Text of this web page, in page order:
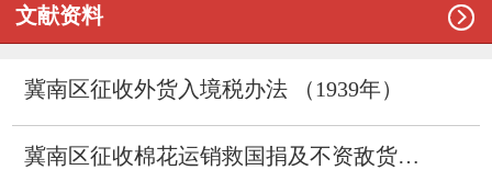
文献资料 
冀南区征收外货入境税办法 （1939年）
冀南区征收棉花运销救国捐及不资敌货出境税暂行办法 （1939年）